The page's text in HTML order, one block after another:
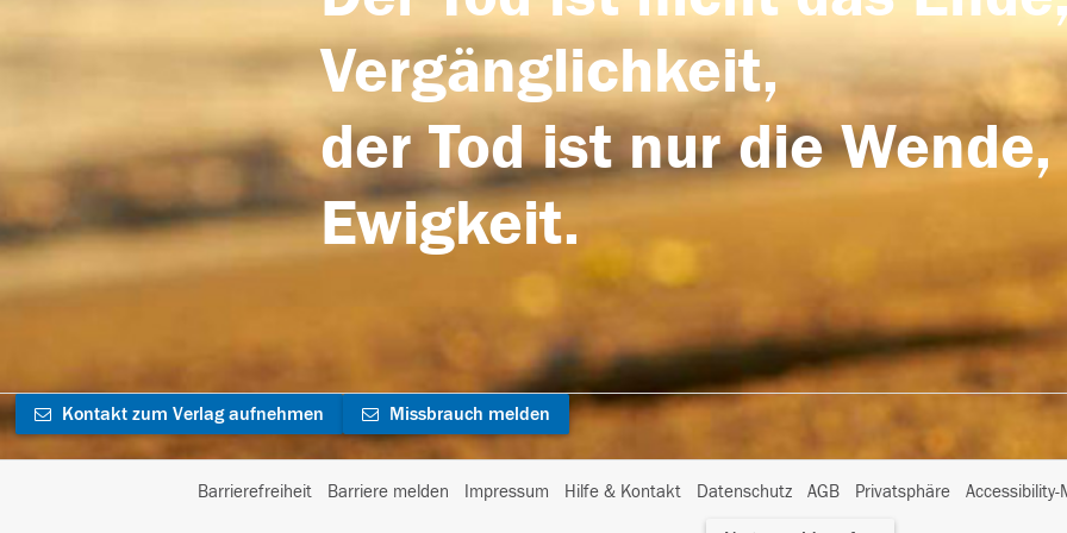
Vergänglichkeit,
der Tod ist nur die
Ewigkeit.
Kontakt zum Verlag aufnehmen Missbrauch melden
Barrierefreiheit Barriere melden Impressum Hilfe & Kontakt Datenschutz AGB Privatsphäre
I